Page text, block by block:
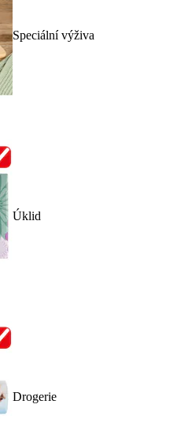
Speciální výživa
Úklid
Drogerie